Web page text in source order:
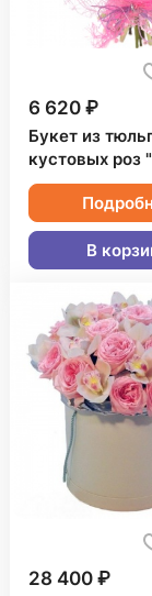
6 620 ₽
Букет из
кустовых роз
В
28 400 ₽